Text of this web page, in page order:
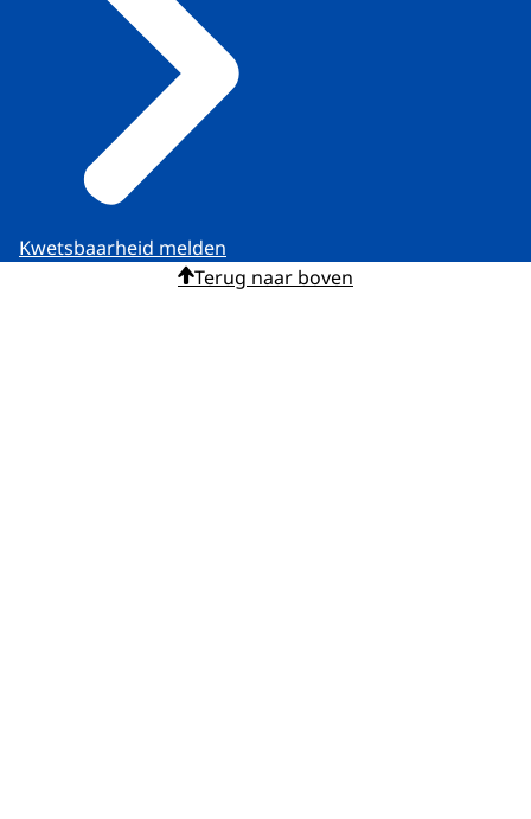
Kwetsbaarheid melden
Terug naar boven